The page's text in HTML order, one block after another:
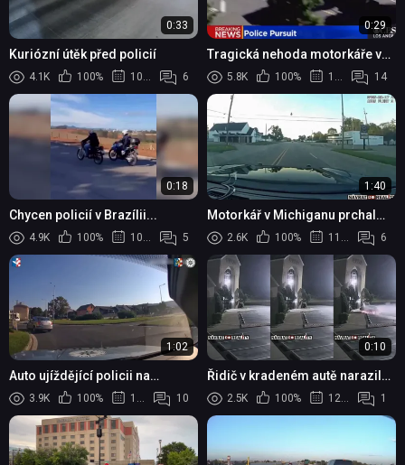
0:33
Kuriózní útěk před policií
4.1K 100% 10 měsíců 6
0:29
Tragická nehoda motorkáře v
Los Angeles: smrt při rychlosti
přes 200 km/h
5.8K 100% 10 měsíců 14
0:18
Chycen policií v Brazílii...
4.9K 100% 10 měsíců 5
1:40
Motorkář v Michiganu prchal
před policií více než 160 km/h
2.6K 100% 11 měsíců 6
1:02
Auto ujíždějící policii na
Olomoucku smetl vlak
3.9K 100% 11 měsíců 10
0:10
Řidič v kradeném autě narazil
do kostela
2.5K 100% 12 měsíců 1